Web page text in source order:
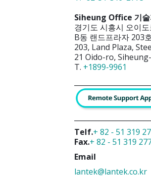
Siheung Office 기술
경기도 시흥시 오이
B동 랜드프라자 203
203, Land Plaza,
21 Oido-ro,
T. +1899-9961
Telf.+ 82 - 51 319
Fax.+ 82 - 51 319
Email
lantek@lantek.co.kr